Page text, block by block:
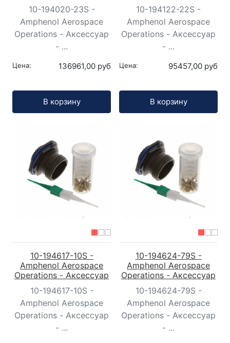
10-194020-23S -
Amphenol Aerospace
Operations - Аксессуар
- ...
Цена: 136961,00 руб
В корзину
10-194122-22S -
Amphenol Aerospace
Operations - Аксессуар
- ...
Цена: 95457,00 руб
В корзину
10-194617-10S -
Amphenol Aerospace
Operations - Аксессуар
10-194617-10S -
Amphenol Aerospace
Operations - Аксессуар
- ...
10-194624-79S -
Amphenol Aerospace
Operations - Аксессуар
10-194624-79S -
Amphenol Aerospace
Operations - Аксессуар
- ...